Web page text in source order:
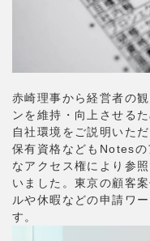
赤崎理事から経営者の
ンを維持・向上させる
自社環境をご説明いた
保有資格などもNotes
なアクセス権により参
いました。東京の顧客
ルや休暇などの申請ワ
す。